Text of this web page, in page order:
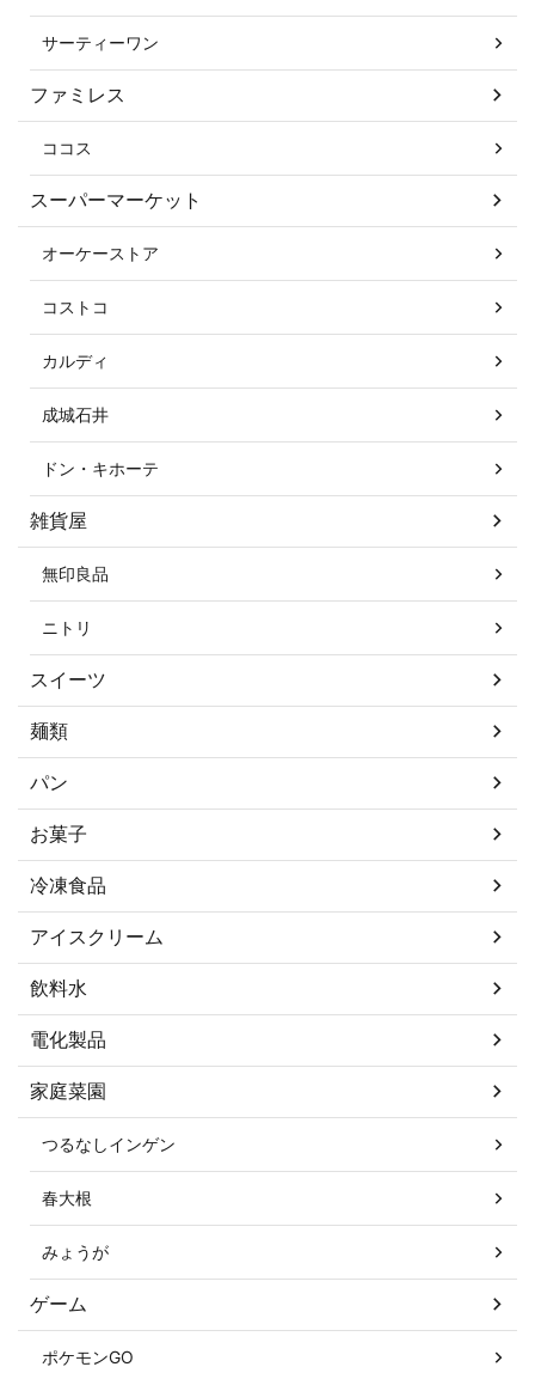
サーティーワン
ファミレス
ココス
スーパーマーケット
オーケーストア
コストコ
カルディ
成城石井
ドン・キホーテ
雑貨屋
無印良品
ニトリ
スイーツ
麺類
パン
お菓子
冷凍食品
アイスクリーム
飲料水
電化製品
家庭菜園
つるなしインゲン
春大根
みょうが
ゲーム
ポケモンGO